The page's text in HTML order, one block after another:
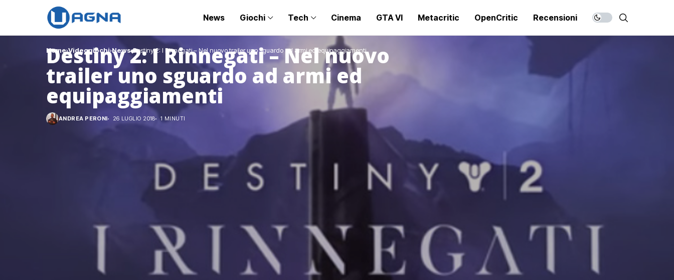
News Giochi Tech Cinema GTA VI Metacritic OpenCritic Recensioni
Home Videogiochi News Destiny 2: I Rinnegati – Nel nuovo trailer uno sguardo ad armi ed equipaggiamenti
Destiny 2: I Rinnegati – Nel nuovo
trailer uno sguardo ad armi ed
equipaggiamenti
ANDREA PERONI 26 LUGLIO 2018 1 MINUTI